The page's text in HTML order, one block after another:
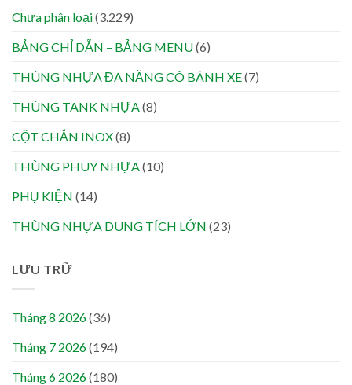
Chưa phân loại(3.229)
BẢNG CHỈ DẪN – BẢNG MENU(6)
THÙNG NHỰA ĐA NĂNG CÓ BÁNH XE(7)
THÙNG TANK NHỰA(8)
CỘT CHẮN INOX(8)
THÙNG PHUY NHỰA(10)
PHỤ KIỆN (14)
THÙNG NHỰA DUNG TÍCH LỚN (23)
LƯU TRỮ
Tháng 8 2026(36)
Tháng 7 2026(194)
Tháng 6 2026(180)